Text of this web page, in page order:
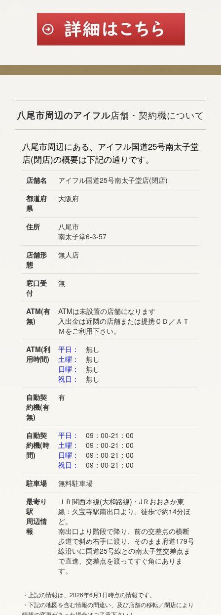
八尾市周辺のアイフル店舗・契約機について
八尾市周辺にある、アイフル国道25号南太子堂
店(閉店)の概要は下記の通りです。
店舗名
アイフル国道25号南太子堂店(閉店)
都道府
県
大阪府
住所
八尾市
南太子堂6-3-57
店舗形
態
無人店
窓口受
付
無
ATM(有
無)
ATMは未設置の店舗になります
入出金は近隣の店舗または提携ＣＤ／ＡＴ
Ｍをご利用下さい。
ATM(利
用時間)
平日：
無し
土曜：
無し
日曜：
無し
祝日：
無し
自動契
約機(有
無)
有
自動契
約機(時
間)
平日：
09：00-21：00
土曜：
09：00-21：00
日曜：
09：00-21：00
祝日：
09：00-21：00
駐車場
無料駐車場
最寄り
駅
周辺情
報
ＪＲ関西本線(大和路線)・JＲおおさか東
線：久宝寺駅南出口より、徒歩で約14分ほ
ど。
南出口より階段で降り、前の交差点の横断
歩道で斜め右手に渡り、そのまま府道179号
線沿いに国道25号線との南太子堂交差点ま
で直進、交差点を渡ってすぐ角にありま
す。
・上記の情報は、2026年6月1日時点の情報です。
・下記の地図を含む情報の間違い、及び店舗の移転／閉店により